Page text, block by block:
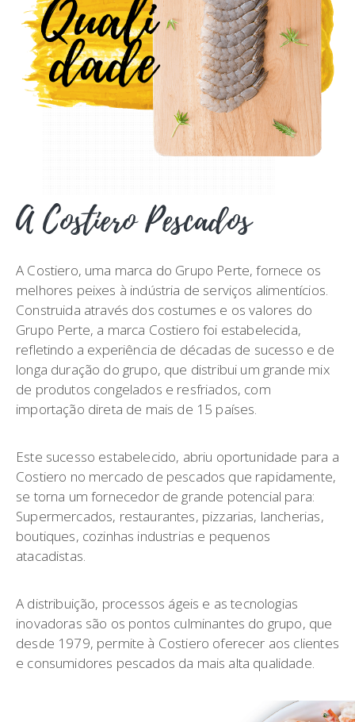
A Costiero Pescados
A Costiero, uma marca do Grupo Perte, fornece os
melhores peixes à indústria de serviços alimentícios.
Construida através dos costumes e os valores do
Grupo Perte, a marca Costiero foi estabelecida,
refletindo a experiência de décadas de sucesso e de
longa duração do grupo, que distribui um grande mix
de produtos congelados e resfriados, com
importação direta de mais de 15 países.
Este sucesso estabelecido, abriu oportunidade para a
Costiero no mercado de pescados que rapidamente,
se torna um fornecedor de grande potencial para:
Supermercados, restaurantes, pizzarias, lancherias,
boutiques, cozinhas industrias e pequenos
atacadistas.
A distribuição, processos ágeis e as tecnologias
inovadoras são os pontos culminantes do grupo, que
desde 1979, permite à Costiero oferecer aos clientes
e consumidores pescados da mais alta qualidade.